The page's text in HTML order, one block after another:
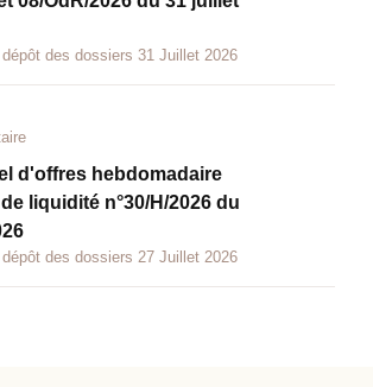
08/OdR/2026 du 31 juillet
des dossiers 31 Juillet 2026
d'offres hebdomadaire
liquidité n°30/H/2026 du
des dossiers 27 Juillet 2026